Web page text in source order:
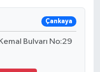
Çankaya
Bulvarı No:29